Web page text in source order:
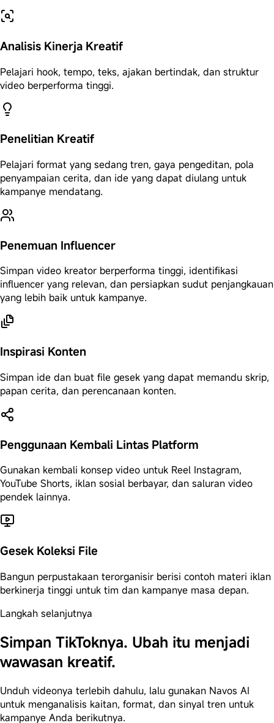
Analisis Kinerja Kreatif
Pelajari hook, tempo, teks, ajakan bertindak, dan struktur
video berperforma tinggi.
Penelitian Kreatif
Pelajari format yang sedang tren, gaya pengeditan, pola
penyampaian cerita, dan ide yang dapat diulang untuk
kampanye mendatang.
Penemuan Influencer
Simpan video kreator berperforma tinggi, identifikasi
influencer yang relevan, dan persiapkan sudut penjangkauan
yang lebih baik untuk kampanye.
Inspirasi Konten
Simpan ide dan buat file gesek yang dapat memandu skrip,
papan cerita, dan perencanaan konten.
Penggunaan Kembali Lintas Platform
Gunakan kembali konsep video untuk Reel Instagram,
YouTube Shorts, iklan sosial berbayar, dan saluran video
pendek lainnya.
Gesek Koleksi File
Bangun perpustakaan terorganisir berisi contoh materi iklan
berkinerja tinggi untuk tim dan kampanye masa depan.
Langkah selanjutnya
Simpan TikToknya. Ubah itu menjadi
wawasan kreatif.
Unduh videonya terlebih dahulu, lalu gunakan Navos AI
untuk menganalisis kaitan, format, dan sinyal tren untuk
kampanye Anda berikutnya.